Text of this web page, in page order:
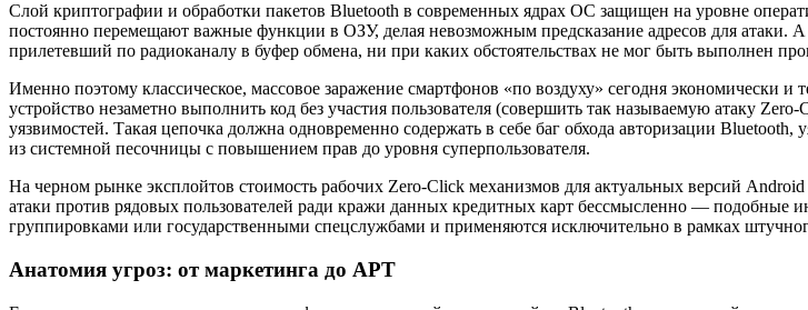
Слой криптографии и обработки пакетов Bluetooth в современных ядрах ОС защищен на уровне
постоянно перемещают важные функции в ОЗУ, делая невозможным предсказание адресов для атаки. А
прилетевший по радиоканалу в буфер обмена, ни при каких обстоятельствах не мог быть выполнен
Именно поэтому классическое, массовое заражение смартфонов «по воздуху» сегодня экономически
устройство незаметно выполнить код без участия пользователя (совершить так называемую атаку
уязвимостей. Такая цепочка должна одновременно содержать в себе баг обхода авторизации
из системной песочницы с повышением прав до уровня суперпользователя.
На черном рынке эксплойтов стоимость рабочих Zero-Click механизмов для актуальных версий
атаки против рядовых пользователей ради кражи данных кредитных карт бессмысленно — подобные
группировками или государственными спецслужбами и применяются исключительно в рамках
Анатомия угроз: от маркетинга до APT